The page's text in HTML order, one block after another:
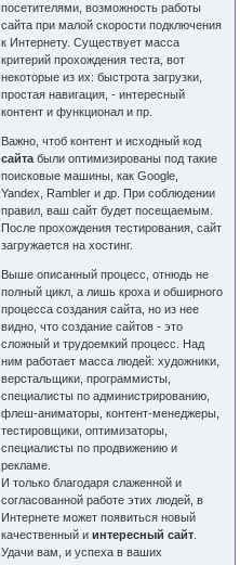
посетителями, возможность работы
сайта при малой скорости подключения
к Интернету. Существует масса
критерий прохождения теста, вот
некоторые из их: быстрота загрузки,
простая навигация, - интересный
контент и функционал и пр.
Важно, чтоб контент и исходный код
сайтабыли оптимизированы под такие
поисковые машины, как Google,
Yandex, Rambler и др. При соблюдении
правил, ваш сайт будет посещаемым.
После прохождения тестирования, сайт
загружается на хостинг.
Выше описанный процесс, отнюдь не
полный цикл, а лишь кроха и обширного
процесса создания сайта, но из нее
видно, что создание сайтов - это
сложный и трудоемкий процесс. Над
ним работает масса людей: художники,
верстальщики, программисты,
специалисты по администрированию,
флеш-аниматоры, контент-менеджеры,
тестировщики, оптимизаторы,
специалисты по продвижению и
рекламе.
И только благодаря слаженной и
согласованной работе этих людей, в
Интернете может появиться новый
качественный и интересный сайт.
Удачи вам, и успеха в ваших